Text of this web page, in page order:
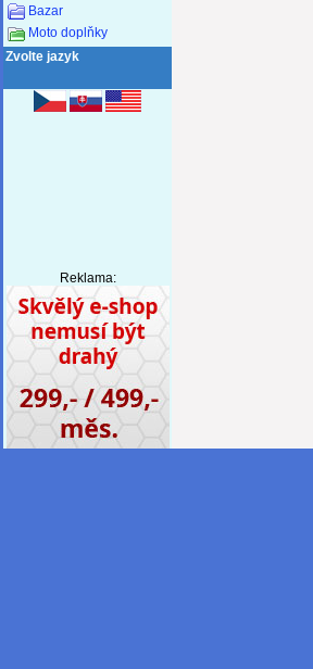
Bazar
Moto doplňky
Zvolte jazyk
Reklama: